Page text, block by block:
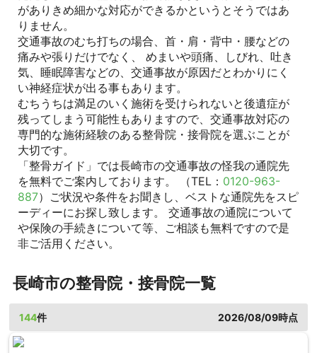
がありきめ細かな対応ができるかというとそうではあ
りません。
交通事故のむち打ちの場合、首・肩・背中・腰などの
痛みや張りだけでなく、 めまいや頭痛、しびれ、吐き
気、睡眠障害などの、交通事故が原因だとわかりにく
い神経症状が出る事もあります。
むちうちは満足のいく施術を受けられないと後遺症が
残ってしまう可能性もありますので、交通事故対応の
専門的な施術経験のある整骨院・接骨院を選ぶことが
大切です。
「整骨ガイド」では長崎市の交通事故の怪我の通院先
を無料でご案内しております。 （TEL： 0120-963-
887）ご状況や条件をお聞きし、ベストな通院先をスピ
ーディーにお探し致します。 交通事故の通院について
や保険の手続きについて等、ご相談も無料ですので是
非ご活用ください。
長崎市の整骨院・接骨院一覧
144件 2026/08/09時点